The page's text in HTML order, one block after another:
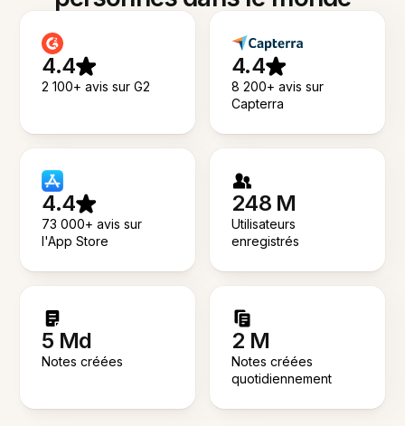
4.4
2 100+ avis sur G2
4.4
8 200+ avis sur
Capterra
4.4
73 000+ avis sur
l'App Store
248 M
Utilisateurs
enregistrés
5 Md
Notes créées
2 M
Notes créées
quotidiennement